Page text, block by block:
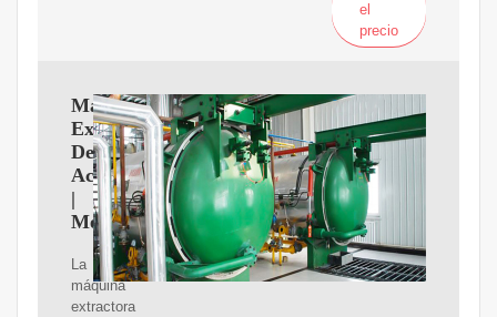
el
precio
Maquina
Extractora
De
Aceite
|
MercadoLibre
La
máquina
extractora